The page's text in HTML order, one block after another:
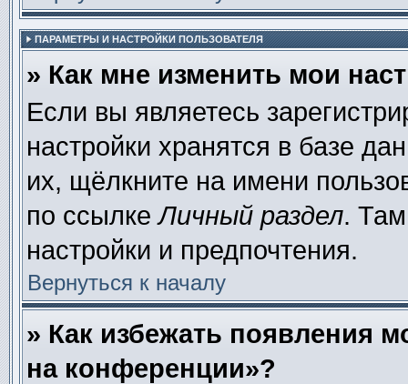
ПАРАМЕТРЫ И НАСТРОЙКИ ПОЛЬЗОВАТЕЛЯ
» Как мне изменить мои
Если вы являетесь
настройки хранятся в базе
их, щёлкните на имени
по ссылкеЛичный раздел.
настройки и предпочтения.
Вернуться к началу
» Как избежать появления
на конференции»?